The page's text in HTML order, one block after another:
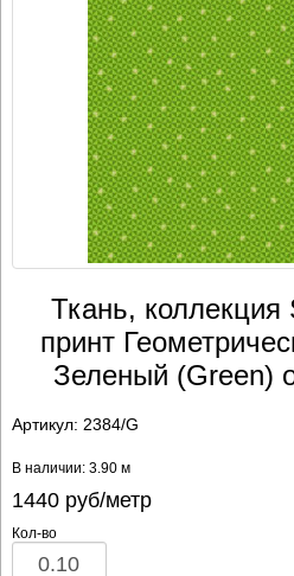
Ткань, коллекция
принт
Зеленый (Green)
Артикул: 2384/G
В наличии: 3.90 м
1440руб/метр
Кол-во